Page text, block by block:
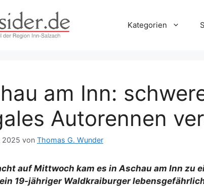
Kategorien
am Inn:
Autorennen
2025 von Thomas G. Wunder
auf Mittwoch kam es in Aschau am Inn zu
19-jähriger Waldkraiburger